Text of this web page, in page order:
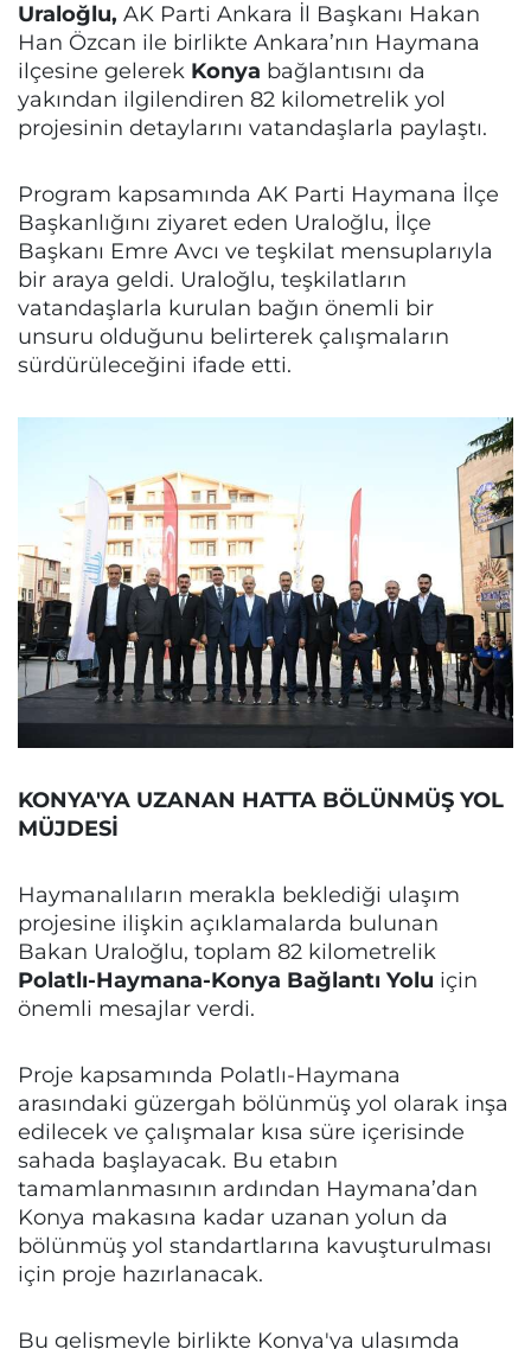
Uraloğlu, AK Parti Ankara İl Başkanı Hakan
Han Özcan ile birlikte Ankara’nın Haymana
ilçesine gelerek Konya bağlantısını da
yakından ilgilendiren 82 kilometrelik yol
projesinin detaylarını vatandaşlarla paylaştı.
Program kapsamında AK Parti Haymana İlçe
Başkanlığını ziyaret eden Uraloğlu, İlçe
Başkanı Emre Avcı ve teşkilat mensuplarıyla
bir araya geldi. Uraloğlu, teşkilatların
vatandaşlarla kurulan bağın önemli bir
unsuru olduğunu belirterek çalışmaların
sürdürüleceğini ifade etti.
KONYA'YA UZANAN HATTA BÖLÜNMÜŞ YOL
MÜJDESİ
Haymanalıların merakla beklediği ulaşım
projesine ilişkin açıklamalarda bulunan
Bakan Uraloğlu, toplam 82 kilometrelik
Polatlı-Haymana-Konya Bağlantı Yolu için
önemli mesajlar verdi.
Proje kapsamında Polatlı-Haymana
arasındaki güzergah bölünmüş yol olarak inşa
edilecek ve çalışmalar kısa süre içerisinde
sahada başlayacak. Bu etabın
tamamlanmasının ardından Haymana’dan
Konya makasına kadar uzanan yolun da
bölünmüş yol standartlarına kavuşturulması
için proje hazırlanacak.
Bu gelişmeyle birlikte Konya'ya ulaşımda